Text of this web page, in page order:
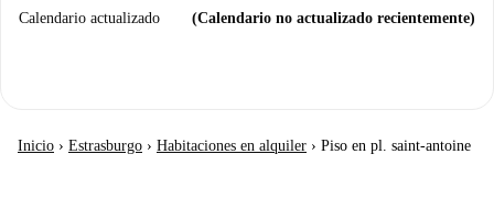
Calendario actualizado (Calendario no actualizado recientemente)
Inicio › Estrasburgo › Habitaciones en alquiler › Piso en pl. saint-antoine